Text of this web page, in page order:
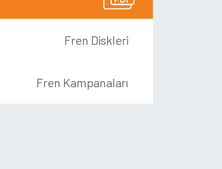
Fren Diskleri
Fren Kampanaları